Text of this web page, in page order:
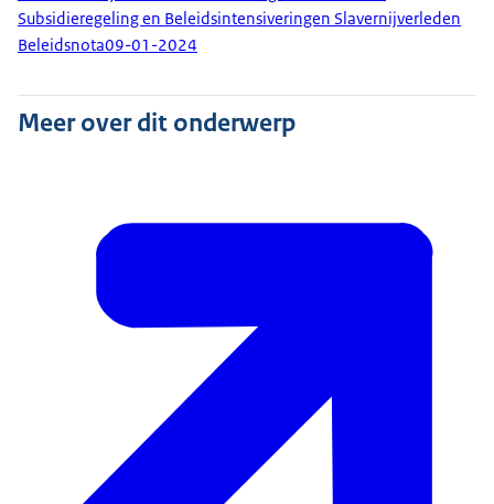
Subsidieregeling en Beleidsintensiveringen Slavernijverleden
Beleidsnota09-01-2024
Meer over dit onderwerp